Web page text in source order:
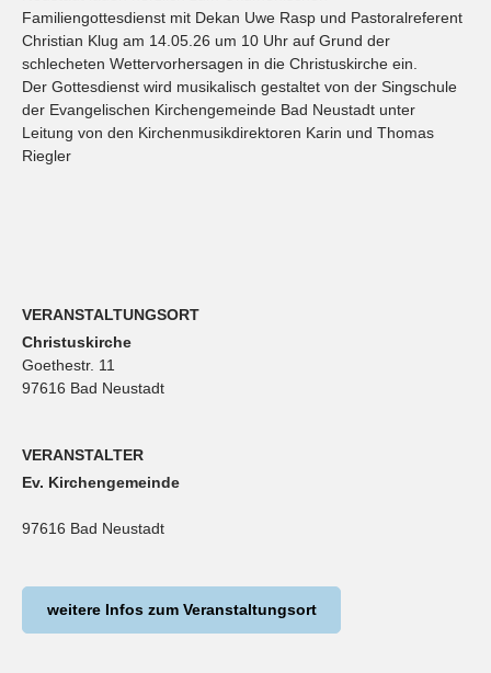
Familiengottesdienst mit Dekan Uwe Rasp und Pastoralreferent
Christian Klug am 14.05.26 um 10 Uhr auf Grund der
schlecheten Wettervorhersagen in die Christuskirche ein.
Der Gottesdienst wird musikalisch gestaltet von der Singschule
der Evangelischen Kirchengemeinde Bad Neustadt unter
Leitung von den Kirchenmusikdirektoren Karin und Thomas
Riegler
VERANSTALTUNGSORT
Christuskirche
Goethestr. 11
97616 Bad Neustadt
VERANSTALTER
Ev. Kirchengemeinde
97616 Bad Neustadt
weitere Infos zum Veranstaltungsort